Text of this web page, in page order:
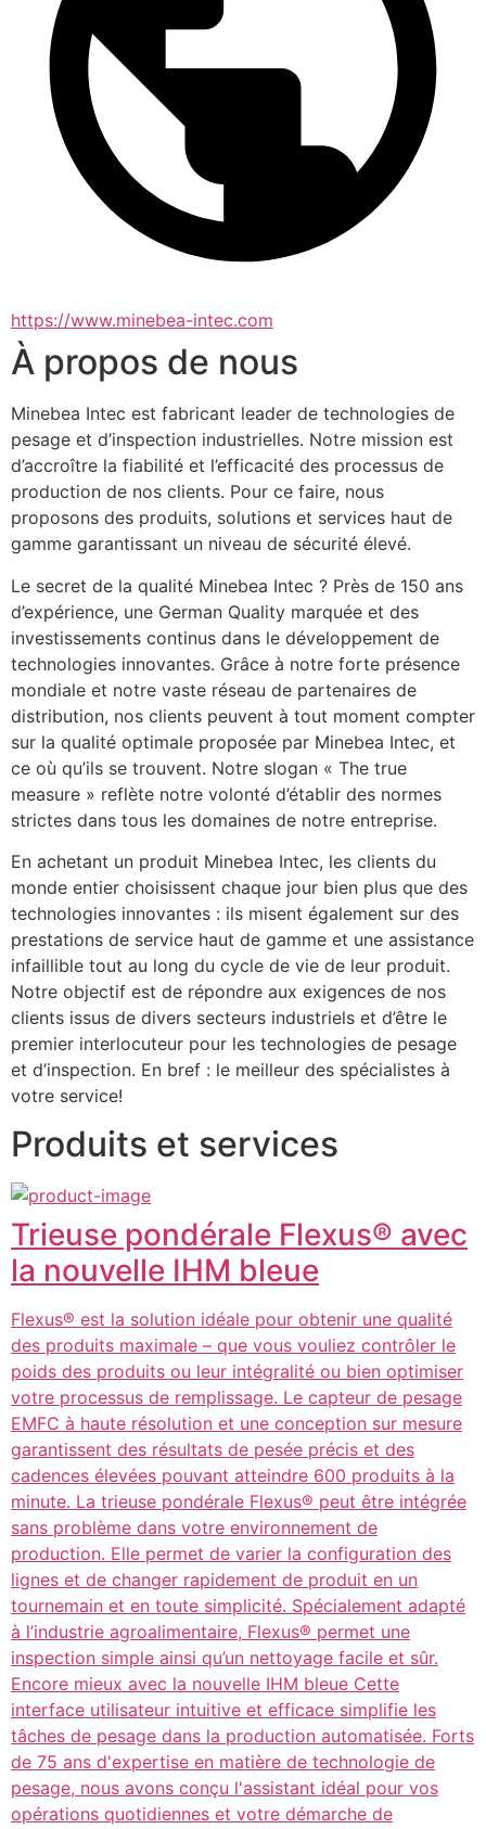
https://www.minebea-intec.com
À propos de nous
Minebea Intec est fabricant leader de technologies de
pesage et d’inspection industrielles. Notre mission est
d’accroître la fiabilité et l’efficacité des processus de
production de nos clients. Pour ce faire, nous
proposons des produits, solutions et services haut de
gamme garantissant un niveau de sécurité élevé.
Le secret de la qualité Minebea Intec ? Près de 150 ans
d’expérience, une German Quality marquée et des
investissements continus dans le développement de
technologies innovantes. Grâce à notre forte présence
mondiale et notre vaste réseau de partenaires de
distribution, nos clients peuvent à tout moment compter
sur la qualité optimale proposée par Minebea Intec, et
ce où qu’ils se trouvent. Notre slogan « The true
measure » reflète notre volonté d’établir des normes
strictes dans tous les domaines de notre entreprise.
En achetant un produit Minebea Intec, les clients du
monde entier choisissent chaque jour bien plus que des
technologies innovantes : ils misent également sur des
prestations de service haut de gamme et une assistance
infaillible tout au long du cycle de vie de leur produit.
Notre objectif est de répondre aux exigences de nos
clients issus de divers secteurs industriels et d’être le
premier interlocuteur pour les technologies de pesage
et d’inspection. En bref : le meilleur des spécialistes à
votre service!
Produits et services
Trieuse pondérale Flexus® avec
la nouvelle IHM bleue
Flexus® est la solution idéale pour obtenir une qualité
des produits maximale – que vous vouliez contrôler le
poids des produits ou leur intégralité ou bien optimiser
votre processus de remplissage. Le capteur de pesage
EMFC à haute résolution et une conception sur mesure
garantissent des résultats de pesée précis et des
cadences élevées pouvant atteindre 600 produits à la
minute. La trieuse pondérale Flexus® peut être intégrée
sans problème dans votre environnement de
production. Elle permet de varier la configuration des
lignes et de changer rapidement de produit en un
tournemain et en toute simplicité. Spécialement adapté
à l’industrie agroalimentaire, Flexus® permet une
inspection simple ainsi qu’un nettoyage facile et sûr.
Encore mieux avec la nouvelle IHM bleue Cette
interface utilisateur intuitive et efficace simplifie les
tâches de pesage dans la production automatisée. Forts
de 75 ans d'expertise en matière de technologie de
pesage, nous avons conçu l'assistant idéal pour vos
opérations quotidiennes et votre démarche de